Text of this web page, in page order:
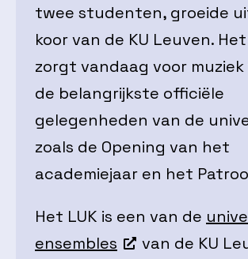
twee studenten, groeide
koor van de KU Leuven. Het
zorgt vandaag voor
de belangrijkste officiële
gelegenheden van de
zoals de Opening van het
academiejaar en het
Het LUK is een van de
ensembles
van de KU